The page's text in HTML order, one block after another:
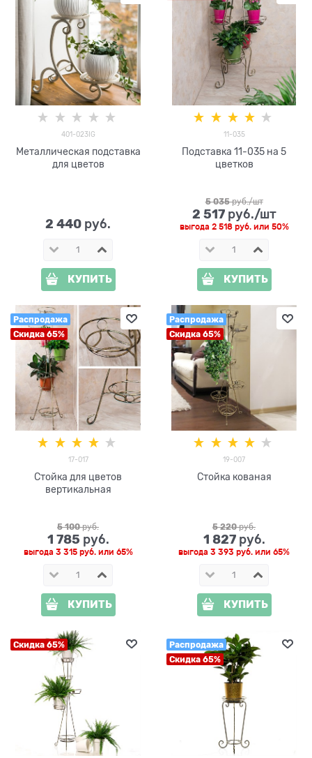
401-023IG
Металлическая подставка
для цветов
2 440 руб.
КУПИТЬ
11-035
Подставка 11-035 на 5
цветков
5 035 руб./шт
2 517 руб./шт
выгода 2 518 руб.или 50%
КУПИТЬ
Распродажа
Скидка 65%
17-017
Стойка для цветов
вертикальная
5 100 руб.
1 785 руб.
выгода 3 315 руб.или 65%
КУПИТЬ
Распродажа
Скидка 65%
19-007
Стойка кованая
5 220 руб.
1 827 руб.
выгода 3 393 руб. или 65%
КУПИТЬ
Скидка 65%
Распродажа
Скидка 65%